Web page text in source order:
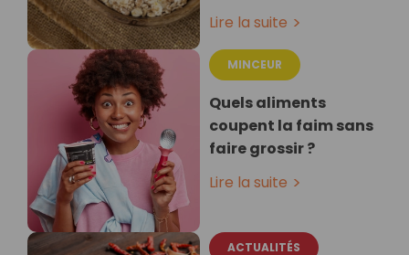
Lire la suite
MINCEUR
Quels aliments
coupent la faim sans
faire grossir ?
Lire la suite
ACTUALITÉS